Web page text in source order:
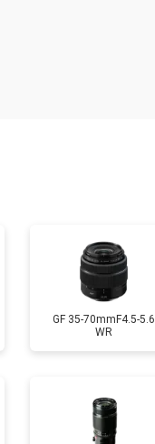
GF 35-70mmF4.5-5.6
WR